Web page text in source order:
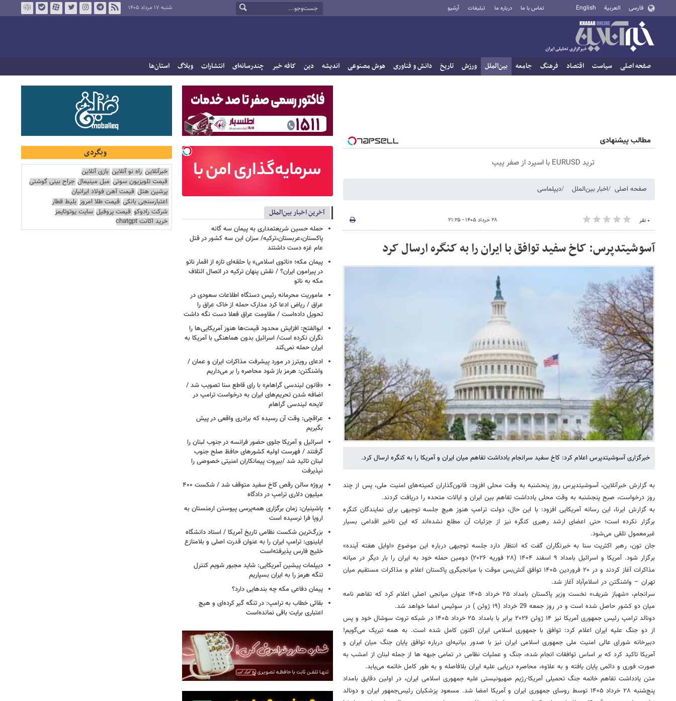
فارسی العربية English تماس با ما درباره ما تبلیغات آرشیو شنبه ۱۷ مرداد ۱۴۰۵
صفحه اصلی سیاست اقتصاد فرهنگ جامعه بین‌الملل ورزش تاریخ دانش و فناوری هوش مصنوعی اندیشه دین کافه خبر چندرسانه‌ای انتشارات وبلاگ استان‌ها
مطالب پیشنهادی
ترید EURUSD با اسپرد از صفر پیپ
صفحه اصلی اخبار بین‌الملل دیپلماسی
۰ نفر ۲۸ خرداد ۱۴۰۵ - ۲۱:۲۵
آسوشیتدپرس: کاخ سفید توافق با ایران را به کنگره ارسال کرد
خبرگزاری آسوشیتدپرس اعلام کرد: کاخ سفید سرانجام یادداشت تفاهم میان ایران و آمریکا را به کنگره ارسال کرد.
به گزارش خبرآنلاین، آسوشیتدپرس روز پنحشنبه به وقت محلی افزود: قانون‌گذاران کمیته‌های امنیت ملی، پس از چند
روز درخواست، صبح پنجشنبه به وقت محلی یادداشت تفاهم بین ایران و ایالات متحده را دریافت کردند.
به گزارش ایرنا، این رسانه آمریکایی افزود: با این حال، دولت ترامپ هنوز هیچ جلسه توجیهی برای نمایندگان کنگره
برگزار نکرده است؛ حتی اعضای ارشد رهبری کنگره نیز از جزئیات آن مطلع نشده‌اند که این تاخیر اقدامی بسیار
غیرمعمول تلقی می‌شود.
جان تون، رهبر اکثریت سنا به خبرنگاران گفت که انتظار دارد جلسه توجیهی درباره این موضوع «اوایل هفته آینده»
برگزار شود. آمریکا و اسرائیل بامداد ۹ اسفند ۱۴۰۴ (۲۸ فوریه ۲۰۲۶) دومین حمله خود به ایران را بار دیگر در میانه
مذاکرات آغاز کردند و در ۲۰ فروردین ۱۴۰۵ توافق آتش‌بس موقت با میانجیگری پاکستان اعلام و مذاکرات مستقیم میان
تهران – واشنگتن در اسلام‌آباد آغاز شد.
سرانجام، «شهباز شریف» نخست وزیر پاکستان بامداد ۲۵ خرداد ۱۴۰۵ عنوان میانجی اصلی اعلام کرد که تفاهم‌ نامه
میان دو کشور حاصل شده است و در روز جمعه 29 خرداد (۱۹ ژوئن ) در سوئیس امضا خواهد شد.
دونالد ترامپ رئیس جمهوری آمریکا نیز ۱۴ ژوئن ۲۰۲۶ برابر با بامداد ۲۵ خرداد ۱۴۰۵ در شبکه تروث سوشال خود و پس
از دو جنگ علیه ایران اعلام کرد: توافق با جمهوری اسلامی ایران اکنون کامل شده است. به همه تبریک می‌گویم!
دبیرخانه شورای عالی امنیت ملی جمهوری اسلامی ایران نیز با صدور بیانیه‌ای درباره توافق پایان جنگ میان ایران و
آمریکا تاکید کرد که بر اساس توافقات انجام شده، جنگ و عملیات نظامی در تمامی جبهه ها از جمله لبنان از امشب به
صورت فوری و دائمی پایان یافته و به علاوه، محاصره دریایی علیه ایران بلافاصله و به طور کامل خاتمه می‌یابد.
متن یادداشت تفاهم خاتمه جنگ تحمیلی آمریکا-رژیم صهیونیستی علیه جمهوری اسلامی ایران، در اولین دقایق بامداد
پنج‌شنبه ۲۸ خرداد ۱۴۰۵ توسط روسای جمهوری ایران و آمریکا امضا شد. مسعود پزشکیان رئیس‌جمهور ایران و دونالد
آخرین اخبار بین‌الملل
حمله حسین شریعتمداری به پیمان سه گانه
پاکستان،عربستان،ترکیه/ سزان این سه کشور در قتل
عام غزه دست داشتند
پیمان مکه؛ «ناتوی اسلامی» یا حلقه‌ای تازه از اقمار ناتو
در پیرامون ایران؟ / نقش پنهان ترکیه در اتصال ائتلاف
مکه به ناتو
ماموریت محرمانه رئیس دستگاه اطلاعات سعودی در
عراق / ریاض ادعا کرد مدارک حمله از خاک عراق را
تحویل داده‌است / مقاومت عراق فعلا دست نگه داشت
ابوالفتح: افزایش محدود قیمت‌ها هنوز آمریکایی‌ها را
نگران نکرده است/ اسرائیل بدون هماهنگی با آمریکا به
ایران حمله نمی‌کند
ادعای رویترز در مورد پیشرفت مذاکرات ایران و عمان /
واشنگتن: هرمز باز شود محاصره را بر می‌داریم
«قانون لیندسی گراهام» با رای قاطع سنا تصویب شد /
اضافه شدن تحریم‌های ایران به درخواست ترامپ در
لایحه لیندسی گراهام
عراقچی: وقت آن رسیده که برادری واقعی در پیش
بگیریم
اسرائیل و آمریکا جلوی حضور فرانسه در جنوب لبنان را
گرفتند / فهرست اولیه کشورهای حافظ صلح جنوب
لبنان تائید شد /بیروت پیمانکاران امنیتی خصوصی را
نپذیرفت
پروژه سالن رقص کاخ سفید متوقف شد / شکست ۴۰۰
میلیون دلاری ترامپ در دادگاه
پاشینیان: زمان برگزاری همه‌پرسی پیوستن ارمنستان به
اروپا فرا نرسیده است
بزرگ‌ترین شکست نظامی تاریخ آمریکا / استاد دانشگاه
ایلینوی: ترامپ ایران را به عنوان قدرت اصلی و بلامنازع
خلیج فارس پذیرفته‌است
دیپلمات پیشین آمریکایی: شاید مجبور شویم کنترل
تنگه هرمز را به ایران بسپاریم
پیمان دفاعی مکه چه بندهایی دارد؟
بقائی خطاب به ترامپ: در تنگه گیر کرده‌ای و هیچ
اعتباری برایت باقی نمانده‌است
وبگردی
خبرآنلاین راه نو آنلاین بازی آنلاین
قیمت تلویزیون سونی مبل مینیمال جراح بینی گوشتی
پرشین هتل قیمت آهن فولاد ایرانیان
اعتبارسنجی بانکی قیمت طلا امروز بلیط قطار
شرکت رادوکو قیمت پروفیل سایت یوتوتایمز
خرید اکانت chatgpt